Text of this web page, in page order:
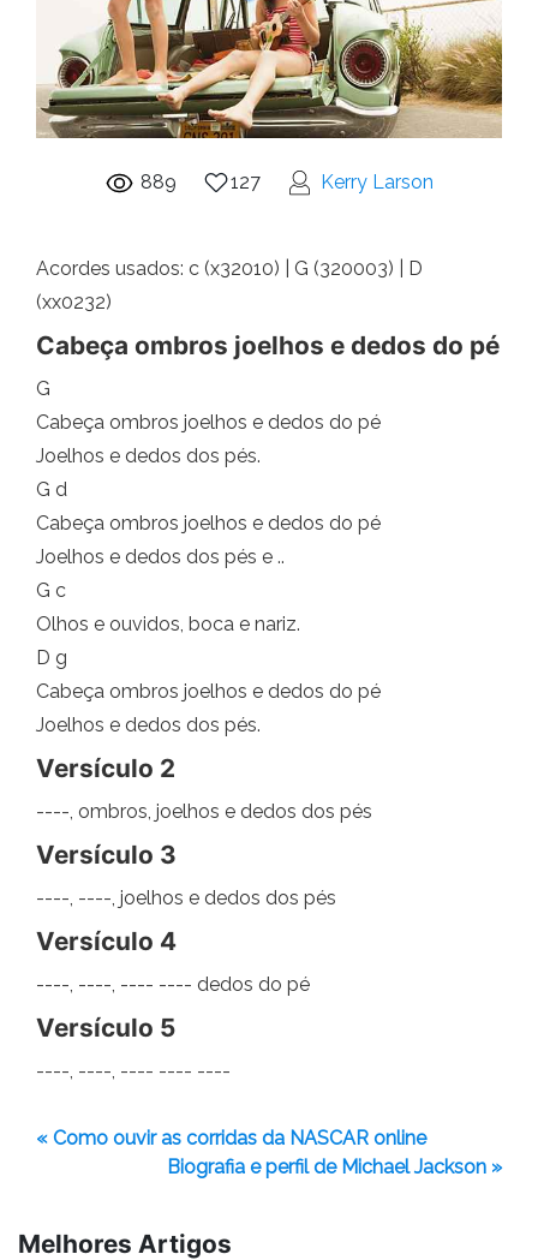
889 127 Kerry Larson
Acordes usados: c (x32010) | G (320003) | D
(xx0232)
Cabeça ombros joelhos e dedos do pé
G
Cabeça ombros joelhos e dedos do pé
Joelhos e dedos dos pés.
G d
Cabeça ombros joelhos e dedos do pé
Joelhos e dedos dos pés e ..
G c
Olhos e ouvidos, boca e nariz.
D g
Cabeça ombros joelhos e dedos do pé
Joelhos e dedos dos pés.
Versículo 2
----, ombros, joelhos e dedos dos pés
Versículo 3
----, ----, joelhos e dedos dos pés
Versículo 4
----, ----, ---- ---- dedos do pé
Versículo 5
----, ----, ---- ---- ----
« Como ouvir as corridas da NASCAR online
Biografia e perfil de Michael Jackson »
Melhores Artigos